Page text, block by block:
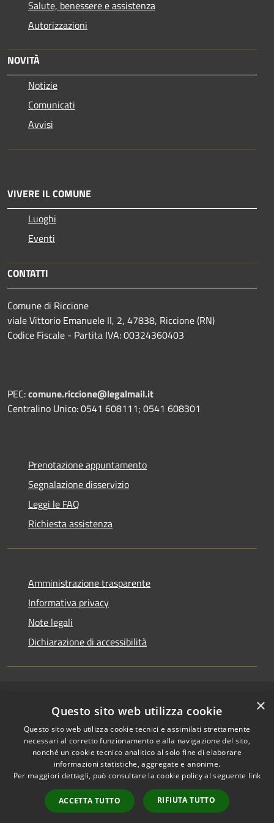
Salute, benessere e assistenza
Autorizzazioni
NOVITÀ
Notizie
Comunicati
Avvisi
VIVERE IL COMUNE
Luoghi
Eventi
CONTATTI
Comune di Riccione
viale Vittorio Emanuele II, 2, 47838, Riccione (RN)
Codice Fiscale - Partita IVA: 00324360403
PEC:comune.riccione@legalmail.it
Centralino Unico: 0541 608111; 0541 608301
Prenotazione appuntamento
Segnalazione disservizio
Leggi le FAQ
Richiesta assistenza
Amministrazione trasparente
Informativa privacy
Note legali
Dichiarazione di accessibilità
Accessibilità
Privacy
Cookie
Mappa del sito
Area riservata
amministratori comunali
Portale Dipendente
Copyright © 2026 • Comune di
Riccione • Powered by
Municipium•Accesso
redazione
×
Questo sito web utilizza cookie
Questo sito web utilizza cookie tecnici e assimilati strettamente
necessari al corretto funzionamento e alla navigazione del sito,
nonché un cookie tecnico analitico al solo fine di elaborare
informazioni statistiche, aggregate e anonime.
Per maggiori dettagli, può consultare la cookie policy al seguente link
ACCETTA TUTTO RIFIUTA TUTTO